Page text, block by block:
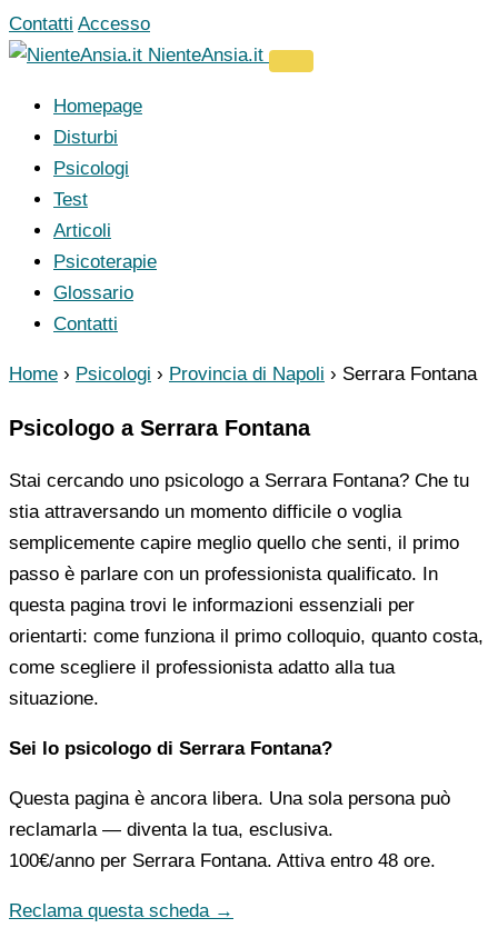
Vai
al
Contatti Accesso
NienteAnsia.it
Homepage
Disturbi
Psicologi
Test
Articoli
Psicoterapie
Glossario
Contatti
Home › Psicologi › Provincia di Napoli › Serrara Fontana
Psicologo a Serrara Fontana
Stai cercando uno psicologo a Serrara Fontana? Che tu
stia attraversando un momento difficile o voglia
semplicemente capire meglio quello che senti, il primo
passo è parlare con un professionista qualificato. In
questa pagina trovi le informazioni essenziali per
orientarti: come funziona il primo colloquio, quanto costa,
come scegliere il professionista adatto alla tua
situazione.
Sei lo psicologo di Serrara Fontana?
Questa pagina è ancora libera. Una sola persona può
reclamarla — diventa la tua, esclusiva.
100€/anno per Serrara Fontana. Attiva entro 48 ore.
Reclama questa scheda →